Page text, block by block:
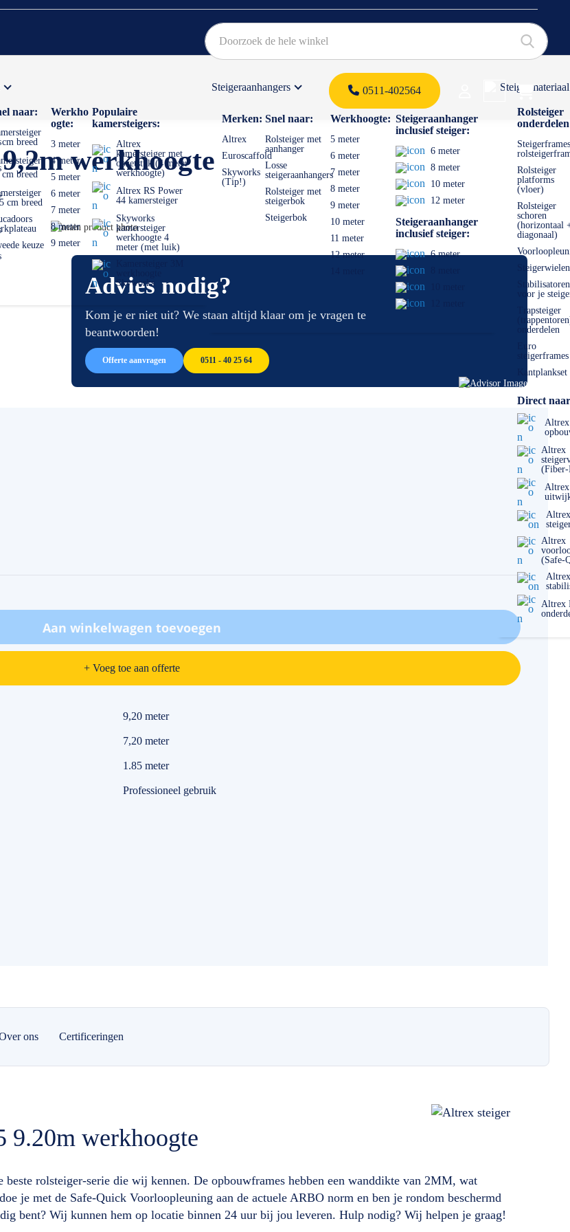
0511-402564
naar:
breed
breed
cm breed
keuze
Werkho
ogte:
3 meter
4 meter
5 meter
6 meter
7 meter
8 meter
9 meter
Populaire
kamersteigers:
Altrex
kamersteiger met
opzetstuk (4 meter
werkhoogte)
Altrex RS Power
44 kamersteiger
Skyworks
kamersteiger
werkhoogte 4
meter (met luik)
Skyworks
Steigeraanhangers
Merken:
Altrex
Euroscaffold
Skyworks
(Tip!)
Snel naar:
Rolsteiger met
aanhanger
Losse
steigeraanhangers
Rolsteiger met
steigerbok
Steigerbok
Werkhoogte:
5 meter
6 meter
7 meter
8 meter
9 meter
10 meter
11 meter
12 meter
Steigeraanhanger
inclusief steiger:
6 meter
8 meter
10 meter
12 meter
Steigeraanhanger
inclusief steiger:
6 meter
Steigermateriaal
Rolsteiger
Rolsteiger
platforms
(vloer)
Rolsteiger
schoren
(horizontaal
diagonaal)
Steigerwielen
Stabilisatoren
voor je
Trapsteiger
onderdelen
Euro
steigerframes
Kantplankset
Direct
Altrex
Altrex
Altrex
Altrex
Altrex
(Safe-
Altrex
Altrex
werkhoogte
Ga
naar
afbeeldingen-
Ga
Advies nodig?
Kom je er niet uit? We staan altijd klaar om je vragen te
beantwoorden!
Offerte aanvragen 0511 - 40 25 64
Aan winkelwagen toevoegen
+ Voeg toe aan offerte
9,20 meter
7,20 meter
1.85 meter
Professioneel gebruik
ons Certificeringen
9.20m werkhoogte
rolsteiger-serie die wij kennen. De opbouwframes hebben een wanddikte van 2MM, wat
je met de Safe-Quick Voorloopleuning aan de actuele ARBO norm en ben je rondom beschermd
bent? Wij kunnen hem op locatie binnen 24 uur bij jou leveren. Hulp nodig? Wij helpen je graag!